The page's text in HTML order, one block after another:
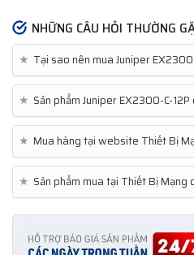
NHỮNG CÂU HỎI THƯỜNG
★ Tại sao nên mua Juniper
★ Sản phẩm Juniper EX2300-C-
★ Mua hàng tại website Thiết Bị
★ Sản phẩm mua tại Thiết Bị Mạng